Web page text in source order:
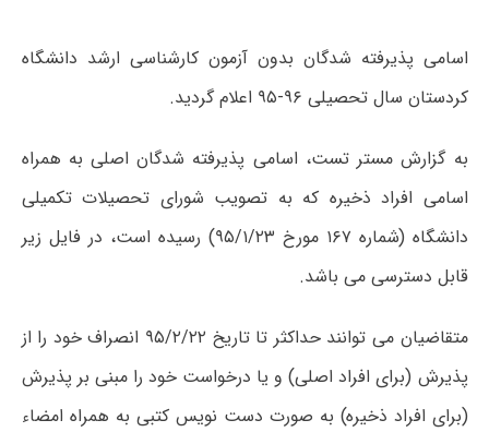
اسامی پذیرفته شدگان بدون آزمون کارشناسی ارشد دانشگاه
کردستان سال تحصیلی ۹۶-۹۵ اعلام گردید.
به گزارش مستر تست، اسامی پذیرفته شدگان اصلی به همراه
اسامی افراد ذخیره که به تصویب شورای تحصیلات تکمیلی
دانشگاه (شماره ۱۶۷ مورخ ۹۵/۱/۲۳) رسیده است، در فایل زیر
قابل دسترسی می باشد.
متقاضیان می توانند حداکثر تا تاریخ ۹۵/۲/۲۲ انصراف خود را از
پذیرش (برای افراد اصلی) و یا درخواست خود را مبنی بر پذیرش
(برای افراد ذخیره) به صورت دست نویس کتبی به همراه امضاء